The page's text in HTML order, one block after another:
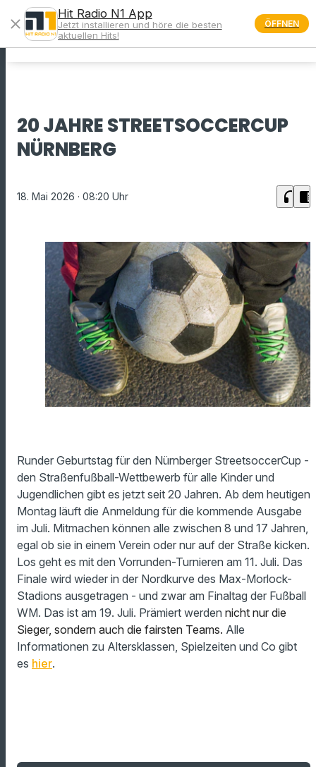
menu
20 JAHRE STREETSOCCERCUP
NÜRNBERG
18. Mai 2026 · 08:20 Uhr headphones chrome_reader_mode
Runder Geburtstag für den Nürnberger StreetsoccerCup -
den Straßenfußball-Wettbewerb für alle Kinder und
Jugendlichen gibt es jetzt seit 20 Jahren. Ab dem heutigen
Montag läuft die Anmeldung für die kommende Ausgabe
im Juli. Mitmachen können alle zwischen 8 und 17 Jahren,
egal ob sie in einem Verein oder nur auf der Straße kicken.
Los geht es mit den Vorrunden-Turnieren am 11. Juli. Das
Finale wird wieder in der Nordkurve des Max-Morlock-
Stadions ausgetragen - und zwar am Finaltag der Fußball
WM. Das ist am 19. Juli. Prämiert werden nicht nur die
Sieger, sondern auch die fairsten Teams. Alle
Informationen zu Altersklassen, Spielzeiten und Co gibt
es hier.
close
Hit Radio N1 App
Jetzt installieren und höre die besten
aktuellen Hits!
ÖFFNEN